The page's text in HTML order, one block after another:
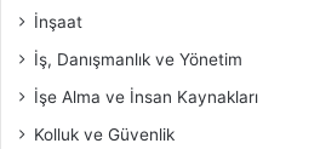
İnşaat
İş, Danışmanlık ve Yönetim
İşe Alma ve İnsan Kaynakları
Kolluk ve Güvenlik